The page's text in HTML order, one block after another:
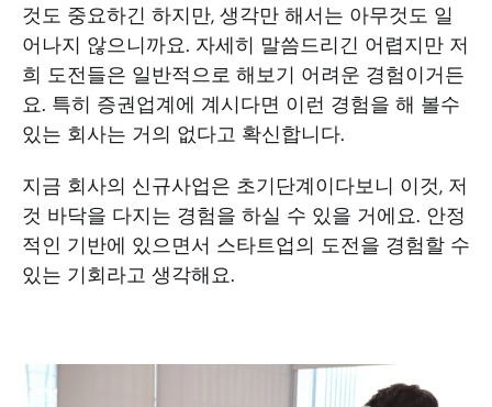
것도 중요하긴 하지만, 생각만 해서는 아무것도 일
어나지 않으니까요. 자세히 말씀드리긴 어렵지만 저
희 도전들은 일반적으로 해보기 어려운 경험이거든
요. 특히 증권업계에 계시다면 이런 경험을 해 볼수
있는 회사는 거의 없다고 확신합니다.
지금 회사의 신규사업은 초기단계이다보니 이것, 저
것 바닥을 다지는 경험을 하실 수 있을 거에요. 안정
적인 기반에 있으면서 스타트업의 도전을 경험할 수
있는 기회라고 생각해요.